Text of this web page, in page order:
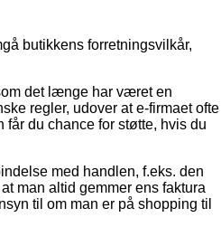
butikkens forretningsvilkår,
det længe har været en
regler, udover at e-firmaet ofte
du chance for støtte, hvis du
med handlen, f.eks. den
man altid gemmer ens faktura
til om man er på shopping til